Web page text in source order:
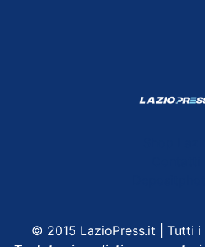
© 2015 LazioPress.it | Tutti i